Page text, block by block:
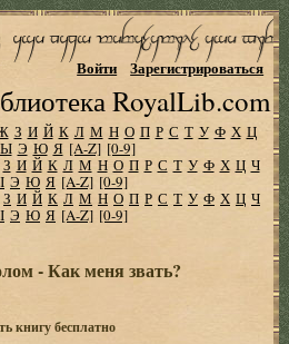
RoyalLib.com
Войти Зарегистрироваться
З И Й К Л М Н О П Р С Т У Ф Х Ц
Ы Э Ю Я [A-Z] [0-9]
З И Й К Л М Н О П Р С Т У Ф Х Ц Ч
Э Ю Я [A-Z] [0-9]
З И Й К Л М Н О П Р С Т У Ф Х Ц Ч
Э Ю Я [A-Z] [0-9]
- Как меня звать?
книгу бесплатно